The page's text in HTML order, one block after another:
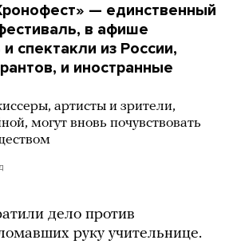
— единственный
в афише
спектакли из России,
и иностранные
артисты и зрители,
могут вновь почувствовать
дело против
руку учительнице.